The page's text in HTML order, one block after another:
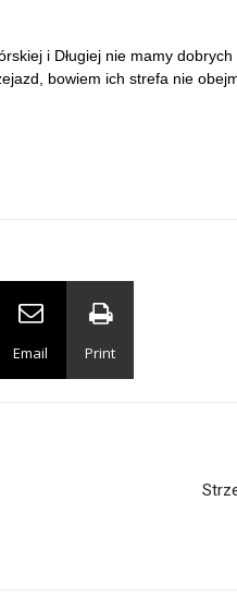
i Długiej nie mamy
bowiem ich strefa nie
Email Print